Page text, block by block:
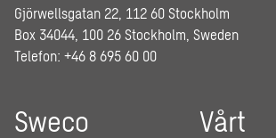
Gjörwellsgatan 22, 112 60 Stockholm
Box 34044, 100 26 Stockholm, Sweden
Telefon: +46 8 695 60 00
Sweco
Vårt